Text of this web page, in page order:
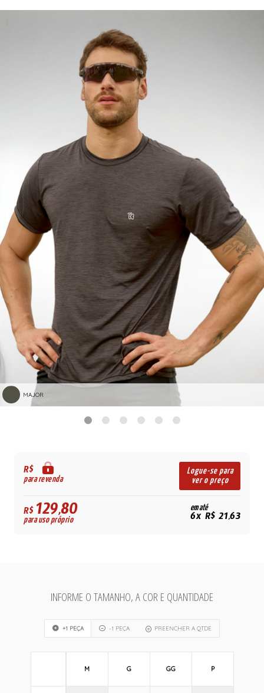
MAJOR
R$
para revenda
Logue-se para
ver o preço
R$129,80
para uso próprio
em até
6x R$ 21,63
INFORME O TAMANHO, A COR E QUANTIDADE
+1 PEÇA -1 PEÇA PREENCHER A QTDE
M G GG P